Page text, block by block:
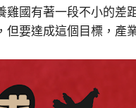
國有著一段不小的
要達成這個目標，產